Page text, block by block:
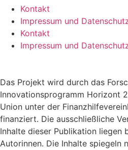
Kontakt
Impressum und
Kontakt
Impressum und
Das Projekt wird durch das
Innovationsprogramm Horizont
Union unter der
finanziert. Die ausschließliche
Inhalte dieser Publikation liegen
Autorinnen. Die Inhalte spiegeln